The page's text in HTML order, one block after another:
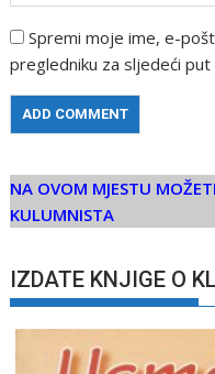
Spremi moje ime, e-
pregledniku za sljedeći
NA OVOM MJESTU
KULUMNISTA
IZDATE KNJIGE O